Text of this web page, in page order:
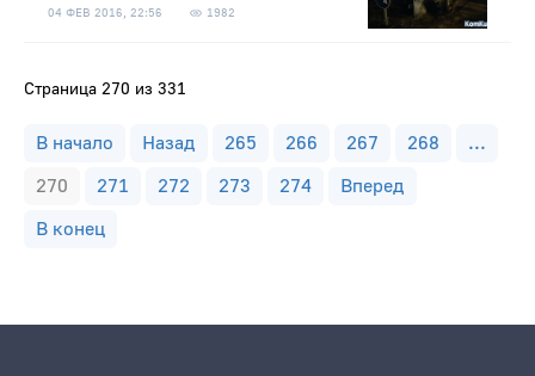
04 ФЕВ 2016, 22:56 1982
Страница 270 из 331
В начало Назад 265 266 267 268
...
270
271 272 273 274
Вперед
В конец